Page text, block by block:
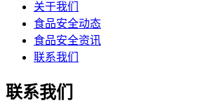
关于我们
食品安全动态
食品安全资讯
联系我们
联系我们